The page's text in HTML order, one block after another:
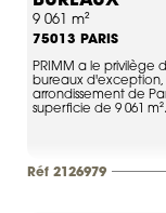
9 061 m²
75013 PARIS
PRIMM a le privilège
bureaux
arrondissement de
superficie de 9 061 m².
Réf 2126979